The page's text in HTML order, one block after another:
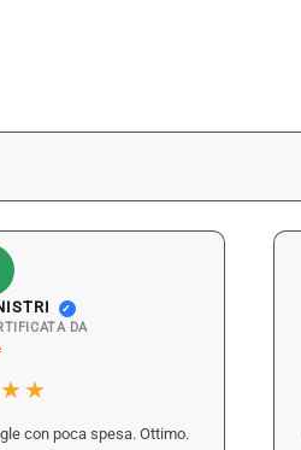
✓
DA
con poca spesa. Ottimo.